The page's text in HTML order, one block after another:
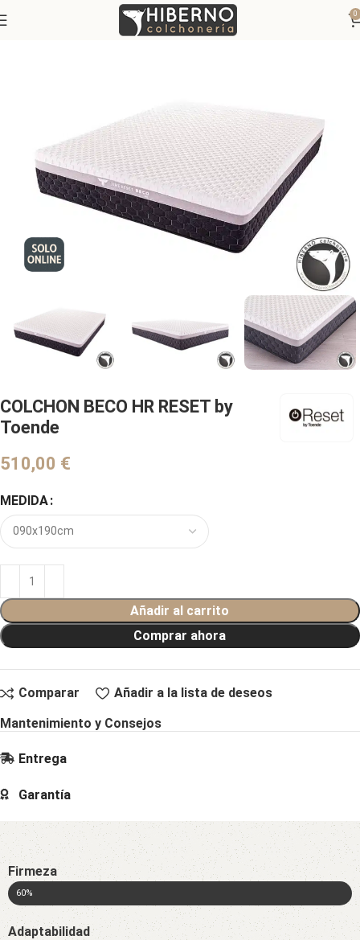
0
Colchones Viscoelásticos
COLCHON BECO HR RESET by
Toende
€
MEDIDA
Añadir al carrito
Comprar ahora
Comparar
Añadir a la lista de deseos
Mantenimiento y Consejos
Entrega
Garantía
Firmeza
60%
Adaptabilidad